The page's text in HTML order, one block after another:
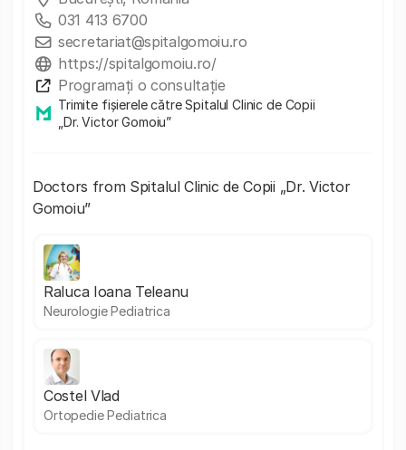
031 413 6700
secretariat@spitalgomoiu.ro
https://spitalgomoiu.ro/
Programați o consultație
Trimite fișierele către Spitalul Clinic de Copii
„Dr. Victor Gomoiu”
Doctors from Spitalul Clinic de Copii „Dr. Victor
Gomoiu”
Raluca Ioana Teleanu
Neurologie Pediatrica
Costel Vlad
Ortopedie Pediatrica